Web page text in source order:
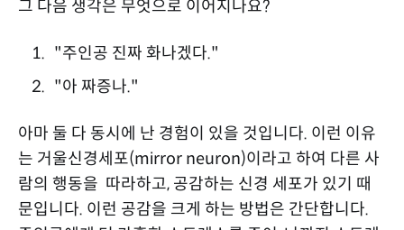
그 다음 생각은 무엇으로 이어지나요?
"주인공 진짜 화나겠다."
"아 짜증나."
아마 둘 다 동시에 난 경험이 있을 것입니다. 이런 이유
는 거울신경세포(mirror neuron)이라고 하여 다른 사
람의 행동을 따라하고, 공감하는 신경 세포가 있기 때
문입니다. 이런 공감을 크게 하는 방법은 간단합니다.